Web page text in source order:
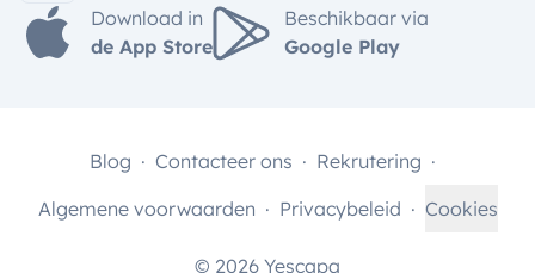
Download in
de App Store
Beschikbaar via
Google Play
© 2026 Yescapa
Blog Contacteer ons
Rekrutering
Algemene voorwaarden
Privacybeleid Cookies